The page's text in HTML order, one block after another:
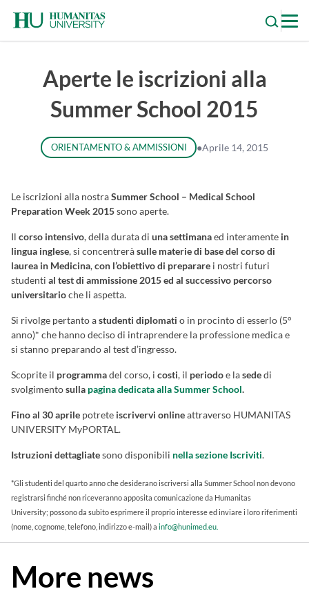
content
Aperte le iscrizioni alla
Summer School 2015
ORIENTAMENTO & AMMISSIONI ●Aprile 14, 2015
Le iscrizioni alla nostraSummer School – Medical School
Preparation Week 2015sono aperte.
Il corso intensivo, della durata di una settimanaed interamente in
lingua inglese, si concentreràsulle materie di base del corso di
laurea in Medicina,con l’obiettivo di preparare i nostri futuri
studenti al test di ammissione 2015 ed al successivo percorso
universitarioche li aspetta.
Si rivolge pertanto astudenti diplomati o in procinto di esserlo (5°
anno)* che hanno deciso di intraprendere la professione medica e
si stanno preparando al test d’ingresso.
Scoprite il programmadel corso, i costi, il periodoe lasededi
svolgimentosulla pagina dedicata alla Summer School.
Fino al 30 aprile potrete iscrivervi onlineattraverso HUMANITAS
UNIVERSITY MyPORTAL.
Istruzioni dettagliatesono disponibili nella sezione Iscriviti.
*Gli studenti del quarto anno che desiderano iscriversi alla Summer School non devono
registrarsi finché non riceveranno apposita comunicazione da Humanitas
University; possono da subito esprimere il proprio interesse ed inviare i loro riferimenti
(nome, cognome, telefono, indirizzo e-mail) a info@hunimed.eu.
More news